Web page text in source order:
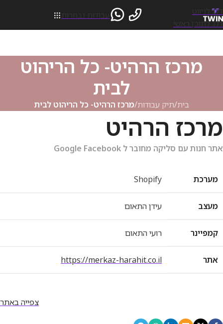
דלג לניווט
דלג לתוכן ראשי
מרכז הרהיט- כל הריהוט
לבית
בית/תיק עבודות/מרכז הרהיט- כל הריהוט לבית
מרכז הרהיט
אתר חנות עם סליקה מחובר ל Google Facebook
מערכת Shopify
מעצב עידן התאום
קמפיינר רועי התאום
אתר https://merkaz-harahit.co.il
צפייה באתר